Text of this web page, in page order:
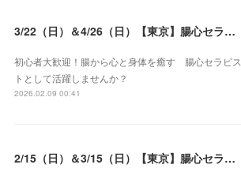
3/22（日）＆4/26（日）【東京】腸心セラピスト養成コース《２日間コース》開講決定
初心者大歓迎！腸から心と身体を癒す 腸心セラピス
トとして活躍しませんか？
2026.02.09 00:41
2/15（日）＆3/15（日）【東京】腸心セラピスト養成コース《２日間コース》開講決定